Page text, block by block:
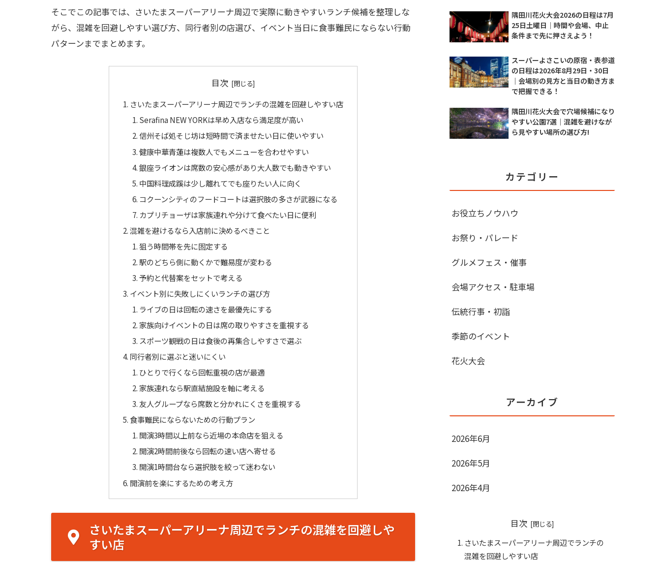
そこでこの記事では、さいたまスーパーアリーナ周辺で実際に動きやすいランチ候補を整理しな
がら、混雑を回避しやすい選び方、同行者別の店選び、イベント当日に食事難民にならない行動
パターンまでまとめます。
目次
さいたまスーパーアリーナ周辺でランチの混雑を回避しやすい店
Serafina NEW YORKは早め入店なら満足度が高い
信州そば処そじ坊は短時間で済ませたい日に使いやすい
健康中華青蓮は複数人でもメニューを合わせやすい
銀座ライオンは席数の安心感があり大人数でも動きやすい
中国料理成蹊は少し離れてでも座りたい人に向く
コクーンシティのフードコートは選択肢の多さが武器になる
カプリチョーザは家族連れや分けて食べたい日に便利
混雑を避けるなら入店前に決めるべきこと
狙う時間帯を先に固定する
駅のどちら側に動くかで難易度が変わる
予約と代替案をセットで考える
イベント別に失敗しにくいランチの選び方
ライブの日は回転の速さを最優先にする
家族向けイベントの日は席の取りやすさを重視する
スポーツ観戦の日は食後の再集合しやすさで選ぶ
同行者別に選ぶと迷いにくい
ひとりで行くなら回転重視の店が最適
家族連れなら駅直結施設を軸に考える
友人グループなら席数と分かれにくさを重視する
食事難民にならないための行動プラン
開演3時間以上前なら近場の本命店を狙える
開演2時間前後なら回転の速い店へ寄せる
開演1時間台なら選択肢を絞って迷わない
開演前を楽にするための考え方
さいたまスーパーアリーナ周辺でランチの混雑を回避しや
すい店
隅田川花火大会2026の日程は7月
25日土曜日｜時間や会場、中止
条件まで先に押さえよう！
スーパーよさこいの原宿・表参道
の日程は2026年8月29日・30日
｜会場別の見方と当日の動き方ま
で把握できる！
隅田川花火大会で穴場候補になり
やすい公園7選｜混雑を避けなが
ら見やすい場所の選び方!
カテゴリー
お役立ちノウハウ
お祭り・パレード
グルメフェス・催事
会場アクセス・駐車場
伝統行事・初詣
季節のイベント
花火大会
アーカイブ
2026年6月
2026年5月
2026年4月
目次
さいたまスーパーアリーナ周辺でランチの
混雑を回避しやすい店